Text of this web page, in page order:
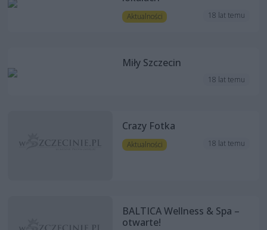
Aktualności 18 lat temu
Miły Szczecin
18 lat temu
Crazy Fotka
Aktualności 18 lat temu
BALTICA Wellness & Spa –
otwarte!